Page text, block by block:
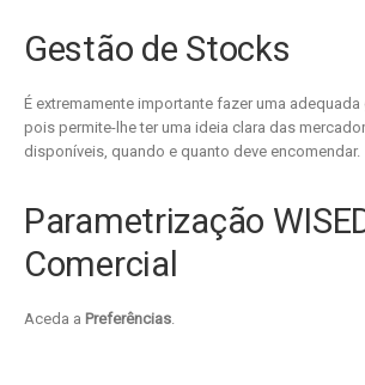
Gestão de Stocks
É extremamente importante fazer uma
pois permite-lhe ter uma ideia clara das
disponíveis, quando e quanto deve encomendar.
Parametrização
Comercial
Aceda a Preferências.